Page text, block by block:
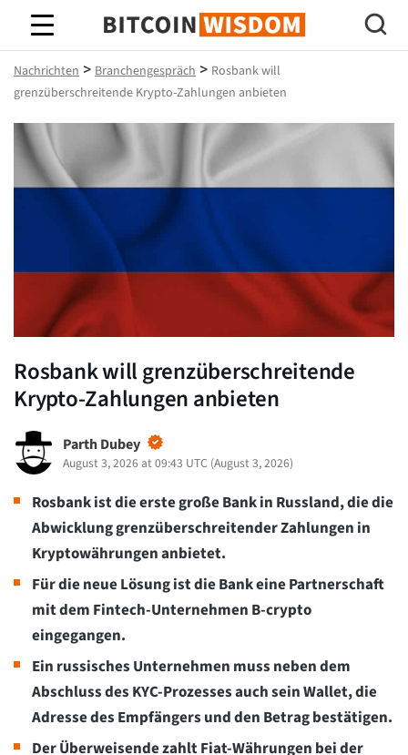
Bitcoin-Weisheit
Nachrichten > Branchengespräch > Rosbank will
grenzüberschreitende Krypto-Zahlungen anbieten
Rosbank will grenzüberschreitende
Krypto-Zahlungen anbieten
Parth Dubey
August 3, 2026 at 09:43 UTC (August 3, 2026)
Rosbank ist die erste große Bank in Russland, die die
Abwicklung grenzüberschreitender Zahlungen in
Kryptowährungen anbietet.
Für die neue Lösung ist die Bank eine Partnerschaft
mit dem Fintech-Unternehmen B-crypto
eingegangen.
Ein russisches Unternehmen muss neben dem
Abschluss des KYC-Prozesses auch sein Wallet, die
Adresse des Empfängers und den Betrag bestätigen.
Der Überweisende zahlt Fiat-Währungen bei der